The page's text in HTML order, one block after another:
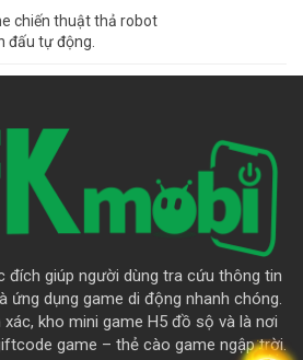
chiến thuật thả robot
đấu tự động.
đích giúp người dùng tra cứu thông tin
ứng dụng game di động nhanh chóng.
kho mini game H5 đồ sộ và là nơi
game – thẻ cào game ngập trời.